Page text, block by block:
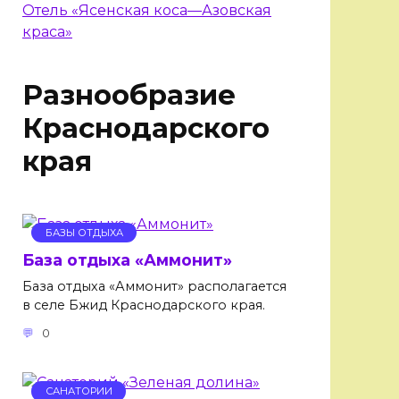
Отель «Ясенская коса—Азовская
краса»
Разнообразие
Краснодарского
края
БАЗЫ ОТДЫХА
База отдыха «Аммонит»
База отдыха «Аммонит» располагается
в селе Бжид Краснодарского края.
0
САНАТОРИИ